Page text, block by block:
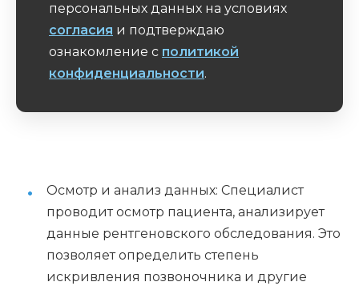
персональных данных на условиях
согласия и подтверждаю
ознакомление с политикой
конфиденциальности.
Осмотр и анализ данных: Специалист
проводит осмотр пациента, анализирует
данные рентгеновского обследования. Это
позволяет определить степень
искривления позвоночника и другие